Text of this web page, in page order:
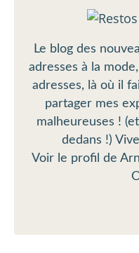
Le blog des
adresses à la
adresses, là où il
partager mes
malheureuses !
dedans !)
Voir le profil de